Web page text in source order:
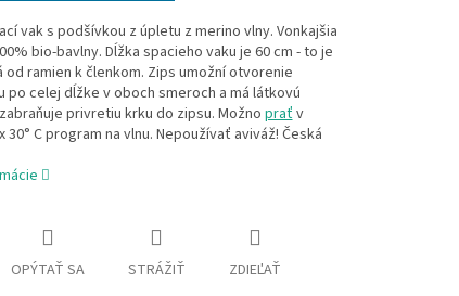
vak s podšívkou z úpletu z merino vlny. Vonkajšia
bio-bavlny. Dĺžka spacieho vaku je 60 cm - to je
od ramien k členkom. Zips umožní otvorenie
po celej dĺžke v oboch smeroch a má látkovú
privretiu krku do zipsu. Možno praťv
30° C program na vlnu. Nepoužívať aviváž! Česká
OPÝTAŤ SA STRÁŽIŤ ZDIEĽAŤ